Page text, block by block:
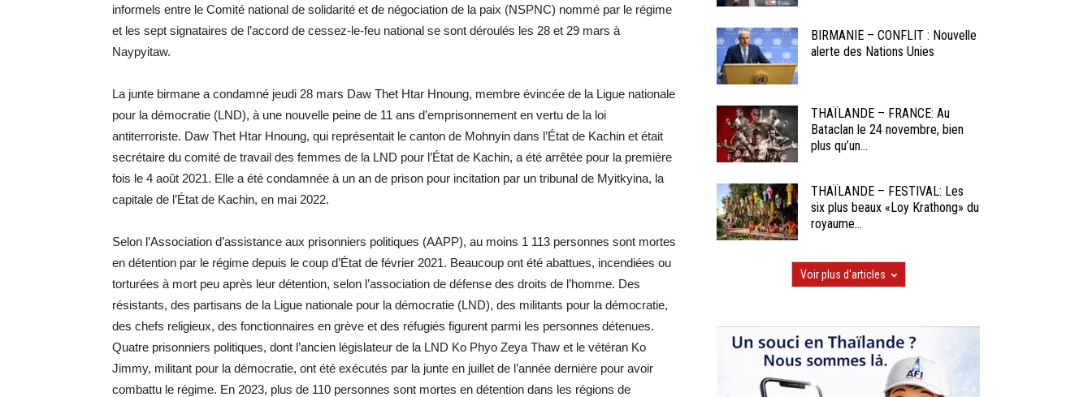
informels entre le Comité national de solidarité et de négociation de la paix (NSPNC) nommé par le régime
et les sept signataires de l’accord de cessez-le-feu national se sont déroulés les 28 et 29 mars à
Naypyitaw.
La junte birmane a condamné jeudi 28 mars Daw Thet Htar Hnoung, membre évincée de la Ligue nationale
pour la démocratie (LND), à une nouvelle peine de 11 ans d’emprisonnement en vertu de la loi
antiterroriste. Daw Thet Htar Hnoung, qui représentait le canton de Mohnyin dans l’État de Kachin et était
secrétaire du comité de travail des femmes de la LND pour l’État de Kachin, a été arrêtée pour la première
fois le 4 août 2021. Elle a été condamnée à un an de prison pour incitation par un tribunal de Myitkyina, la
capitale de l’État de Kachin, en mai 2022.
Selon l’Association d’assistance aux prisonniers politiques (AAPP), au moins 1 113 personnes sont mortes
en détention par le régime depuis le coup d’État de février 2021. Beaucoup ont été abattues, incendiées ou
torturées à mort peu après leur détention, selon l’association de défense des droits de l’homme. Des
résistants, des partisans de la Ligue nationale pour la démocratie (LND), des militants pour la démocratie,
des chefs religieux, des fonctionnaires en grève et des réfugiés figurent parmi les personnes détenues.
Quatre prisonniers politiques, dont l’ancien législateur de la LND Ko Phyo Zeya Thaw et le vétéran Ko
Jimmy, militant pour la démocratie, ont été exécutés par la junte en juillet de l’année dernière pour avoir
combattu le régime. En 2023, plus de 110 personnes sont mortes en détention dans les régions de
BIRMANIE – CONFLIT : Nouvelle
alerte des Nations Unies
THAÏLANDE – FRANCE: Au
Bataclan le 24 novembre, bien
plus qu’un...
THAÏLANDE – FESTIVAL: Les
six plus beaux «Loy Krathong» du
royaume...
Voir plus d'articles